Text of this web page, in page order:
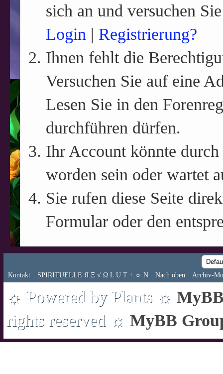
sich an und versuchen
Login | Registrierung?
Ihnen fehlt die
Versuchen Sie auf eine
Lesen Sie in den
durchführen dürfen.
Ihr Account könnte
worden sein oder wartet
Sie rufen diese Seite
Formular oder den
Kontakt SPIRITUELLE Я Ξ √ Ω L U T ↑ ☼ N Nach oben Archiv-
☼ Powered by Plants ☼
rights reserved ☼ MyBB